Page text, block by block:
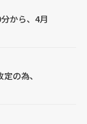
から、4月
の為、